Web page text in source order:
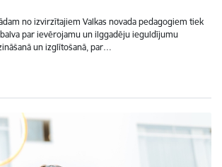
no izvirzītajiem Valkas novada pedagogiem tiek
par ievērojamu un ilggadēju ieguldījumu
un izglītošanā, par…